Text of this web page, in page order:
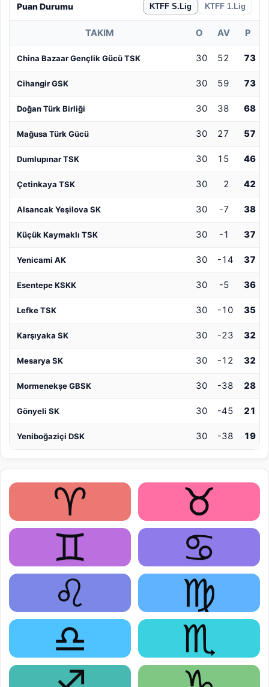
Puan Durumu KTFF S.Lig KTFF 1.Lig
TAKIM O AV P
China Bazaar Gençlik Gücü TSK 30 52 73
Cihangir GSK 30 59 73
Doğan Türk Birliği 30 38 68
Mağusa Türk Gücü 30 27 57
Dumlupınar TSK 30 15 46
Çetinkaya TSK 30 2 42
Alsancak Yeşilova SK 30 -7 38
Küçük Kaymaklı TSK 30 -1 37
Yenicami AK 30 -14 37
Esentepe KSKK 30 -5 36
Lefke TSK 30 -10 35
Karşıyaka SK 30 -23 32
Mesarya SK 30 -12 32
Mormenekşe GBSK 30 -38 28
Gönyeli SK 30 -45 21
Yeniboğaziçi DSK 30 -38 19
♈
♉
♊
♋
♌
♍
♎
♏